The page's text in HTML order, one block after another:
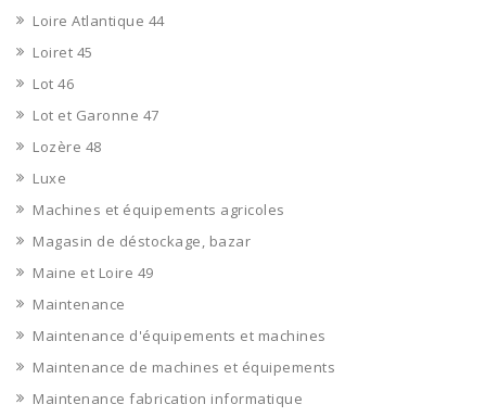
Loire Atlantique 44
Loiret 45
Lot 46
Lot et Garonne 47
Lozère 48
Luxe
Machines et équipements agricoles
Magasin de déstockage, bazar
Maine et Loire 49
Maintenance
Maintenance d'équipements et machines
Maintenance de machines et équipements
Maintenance fabrication informatique